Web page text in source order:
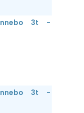
3t -
3t -